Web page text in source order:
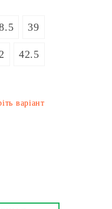
39
42.5
варіант